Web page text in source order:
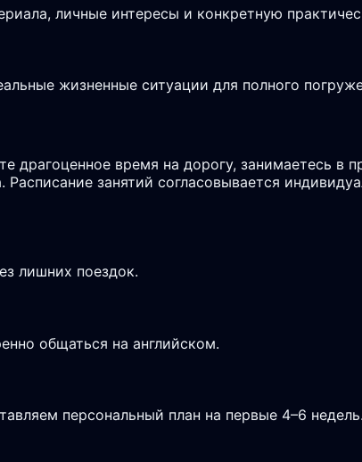
личные интересы и конкретную
жизненные ситуации для полного
время на дорогу, занимаетесь в
занятий согласовывается
лишних поездок.
общаться на английском.
персональный план на первые 4–6 недель.